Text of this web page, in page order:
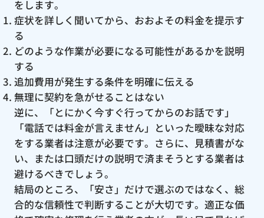
をします。
症状を詳しく聞いてから、おおよその料金を提示す
る
どのような作業が必要になる可能性があるかを説明
する
追加費用が発生する条件を明確に伝える
無理に契約を急がせることはない
逆に、「とにかく今すぐ行ってからのお話です」
「電話では料金が言えません」といった曖昧な対応
をする業者は注意が必要です。さらに、見積書がな
い、または口頭だけの説明で済まそうとする業者は
避けるべきでしょう。
結局のところ、「安さ」だけで選ぶのではなく、総
合的な信頼性で判断することが大切です。適正な価